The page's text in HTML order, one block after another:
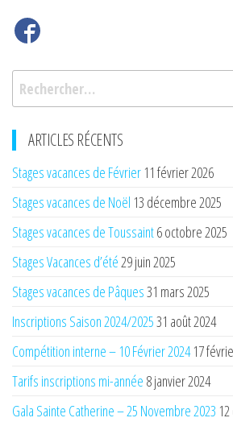
Rechercher :
ARTICLES RÉCENTS
Stages vacances de Février 11 février 2026
Stages vacances de Noël 13 décembre 2025
Stages vacances de Toussaint6 octobre 2025
Stages Vacances d’été29 juin 2025
Stages vacances de Pâques31 mars 2025
Inscriptions Saison 2024/202531 août 2024
Compétition interne – 10 Février 2024 17
Tarifs inscriptions mi-année 8 janvier 2024
Gala Sainte Catherine – 25 Novembre 2023